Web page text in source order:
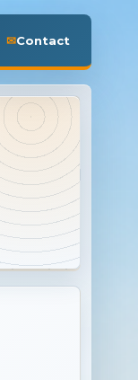
Contact